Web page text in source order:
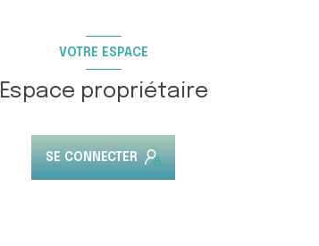
VOTRE ESPACE
Espace propriétaire
SE CONNECTER